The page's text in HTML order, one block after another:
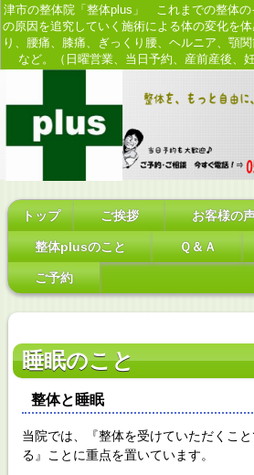
津市の整体院「整体plus」 これまでの整体の
の原因を追究していく施術による体の変化を
り、腰痛、膝痛、ぎっくり腰、ヘルニア、顎
など。（日曜営業、当日予約、産前産後、
トップ ご挨拶 お客様の
整体plusのこと Ｑ＆Ａ
ご予約
睡眠のこと
整体と睡眠
当院では、『整体を受けていただくこ
る』ことに重点を置いています。